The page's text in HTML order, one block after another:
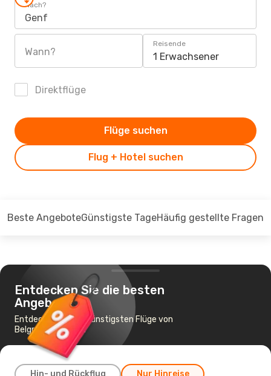
Nach?
Genf
Wann?
Reisende
1 Erwachsener
Direktflüge
Flug + Hotel suchen
Flüge suchen
Beste AngeboteGünstigste TageHäufig gestellte Fragen
Entdecken Sie die besten
Angebote
Entdecken Sie die günstigsten Flüge von
Belgrad nach Genf
Hin- und Rückflug Nur Hinreise